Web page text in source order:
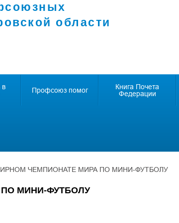
области
в
Профсоюз помог
Книга Почета
Федерации
ЧЕМПИОНАТЕ МИРА ПО МИНИ-ФУТБОЛУ
МИНИ-ФУТБОЛУ